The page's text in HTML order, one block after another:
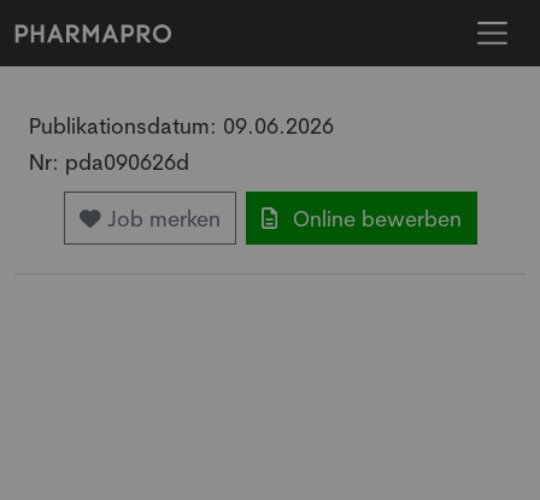
Publikationsdatum: 09.06.2026
Nr: pda090626d
Job merken Online bewerben